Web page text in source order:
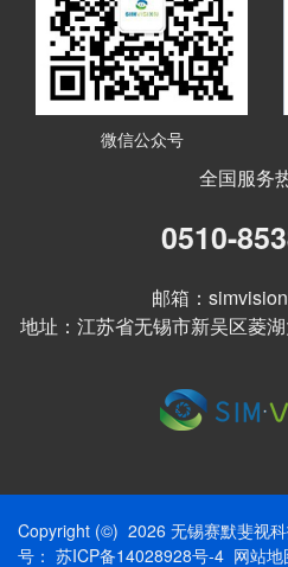
微信公众号
全国服务
0510-
邮箱：
地址：江苏省无锡市新吴区菱
Copyright (©) 2026 无锡赛默斐视
号： 苏ICP备14028928号-4 网站地